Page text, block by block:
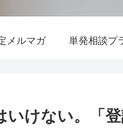
メルマガ 単発相談プ
いけない。「